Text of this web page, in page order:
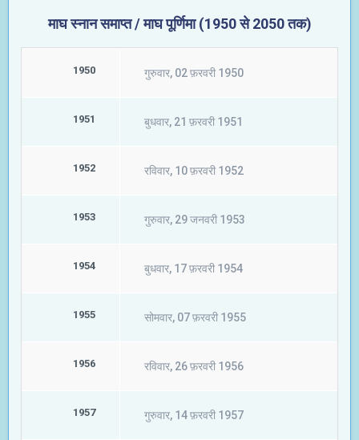
माघ स्नान समाप्त / माघ पूर्णिमा (1950 से 2050 तक)
1950 गुरुवार, 02 फ़रवरी 1950
1951 बुधवार, 21 फ़रवरी 1951
1952 रविवार, 10 फ़रवरी 1952
1953 गुरुवार, 29 जनवरी 1953
1954 बुधवार, 17 फ़रवरी 1954
1955 सोमवार, 07 फ़रवरी 1955
1956 रविवार, 26 फ़रवरी 1956
1957 गुरुवार, 14 फ़रवरी 1957